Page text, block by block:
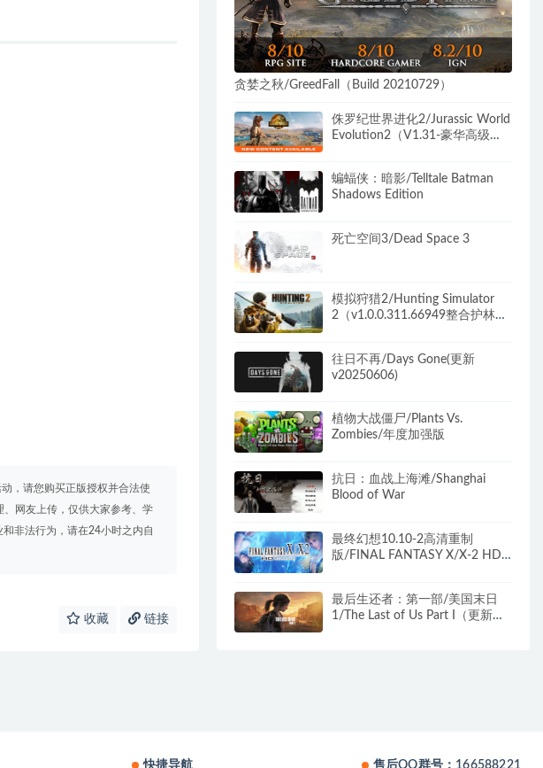
，请您购买正版授权并合法使
网友上传，仅供大家参考、学
非法行为，请在24小时之内自
收藏 链接
贪婪之秋/GreedFall（Build 20210729）
侏罗纪世界进化2/Jurassic World
Evolution2（V1.31-豪华高级版
蝙蝠侠：暗影/Telltale Batman
Shadows Edition
死亡空间3/Dead Space 3
模拟狩猎2/Hunting Simulator
2（v1.0.0.311.66949整合护林员
往日不再/Days Gone(更新
v20250606)
植物大战僵尸/Plants Vs.
Zombies/年度加强版
抗日：血战上海滩/Shanghai
Blood of War
最终幻想10.10-2高清重制
版/FINAL FANTASY X/X-2 HD
最后生还者：第一部/美国末日
1/The Last of Us Part I（更新
快捷导航 售后QQ群号：166588221